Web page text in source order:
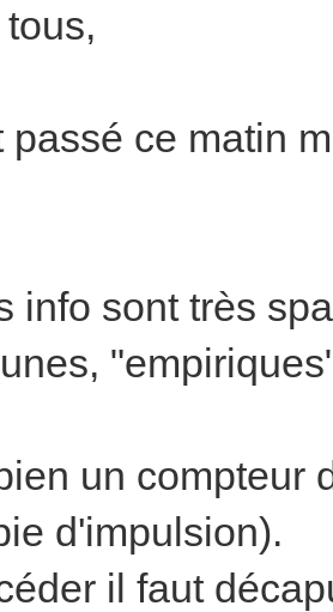
passé ce matin
info sont très
un compteur
d'impulsion).
il faut